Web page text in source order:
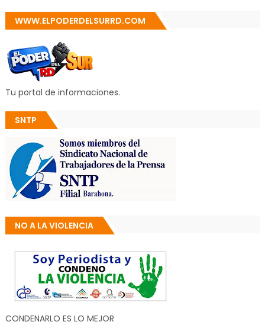
WWW.ELPODERDELSURRD.COM
Tu portal de informaciones.
SNTP
NO A LA VIOLENCIA
CONDENARLO ES LO MEJOR